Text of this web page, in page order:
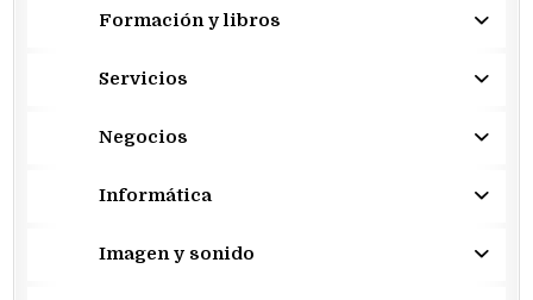
Formación y libros
Servicios
Negocios
Informática
Imagen y sonido